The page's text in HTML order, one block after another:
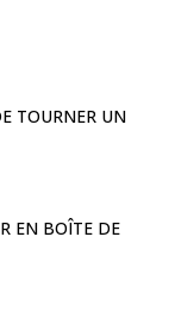
TOURNER UN
EN BOÎTE DE